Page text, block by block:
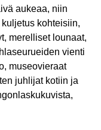
aukeaa, niin
kohteisiin,
merelliset lounaat,
vienti
museovieraat
juhlijat kotiin ja